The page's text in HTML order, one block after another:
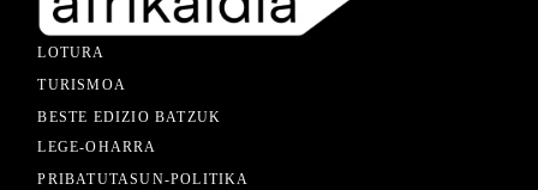
LOTURA
TURISMOA
BESTE EDIZIO BATZUK
LEGE-OHARRA
PRIBATUTASUN-POLITIKA